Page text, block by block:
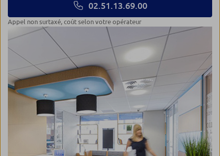
02.51.13.69.00
Appel non surtaxé, coût selon votre opérateur